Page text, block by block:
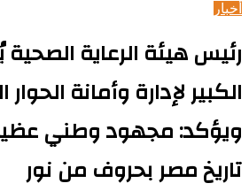
أخبار
رئيس هيئة الرعاية
الكبير لإدارة وأمانة
ويؤكد: مجهود وطني
تاريخ مصر بحروف من نور